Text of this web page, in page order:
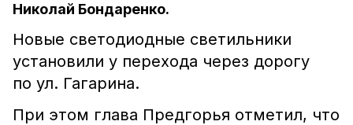
Николай Бондаренко.
Новые светодиодные светильники
установили у перехода через дорогу
по ул. Гагарина.
При этом глава Предгорья отметил, что